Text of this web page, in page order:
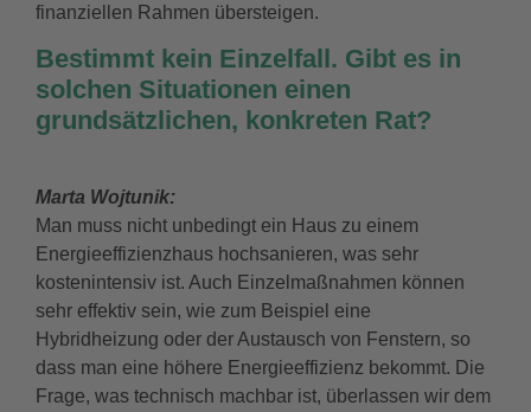
finanziellen Rahmen übersteigen.
Bestimmt kein Einzelfall. Gibt es in
solchen Situationen einen
grundsätzlichen, konkreten Rat?
Marta Wojtunik:
Man muss nicht unbedingt ein Haus zu einem
Energieeffizienzhaus hochsanieren, was sehr
kostenintensiv ist. Auch Einzelmaßnahmen können
sehr effektiv sein, wie zum Beispiel eine
Hybridheizung oder der Austausch von Fenstern, so
dass man eine höhere Energieeffizienz bekommt. Die
Frage, was technisch machbar ist, überlassen wir dem